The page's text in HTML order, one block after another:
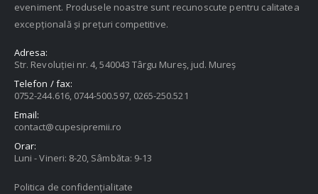
eveniment. Produsele noastre sunt recunoscute pentru calitatea
excepțională și prețuri competitive.
Adresa:
Str. Revoluției nr. 4, 540043 Târgu Mureș, jud. Mureș
Telefon / fax:
0752-244.616, 0744-500.597, 0265-250.521
Email:
contact@cupesipremii.ro
Orar:
Luni - Vineri: 8-20, Sâmbăta: 9-13
Politica de confidențialitate